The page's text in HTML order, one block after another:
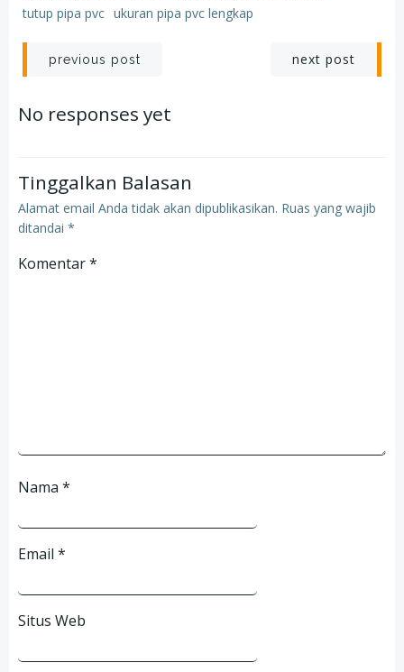
tutup pipa pvc ukuran pipa pvc lengkap
Post
navigation
previous post next post
No responses yet
Tinggalkan Balasan
Alamat email Anda tidak akan dipublikasikan. Ruas yang wajib
ditandai *
Komentar*
Nama *
Email *
Situs Web